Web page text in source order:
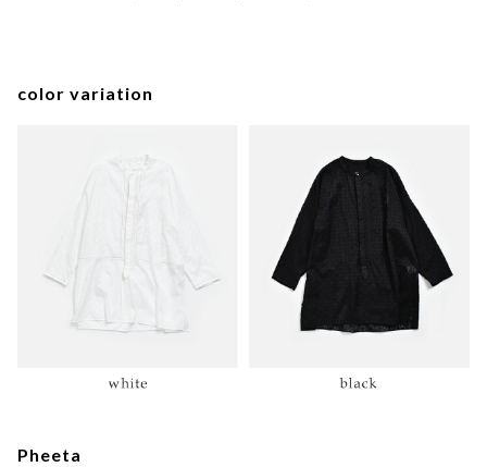
color variation
Pheeta